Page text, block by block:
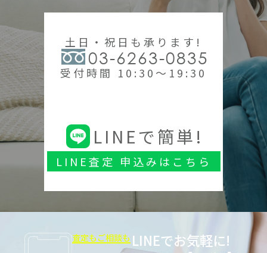
土日・祝日も承ります!
03-6263-0835
受付時間 10:30～19:30
LINEで簡単!
LINE査定 申込みはこちら
査定もご相談も LINEでお気軽に!